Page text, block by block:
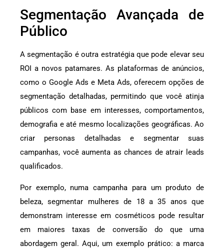
Segmentação Avançada de
Público
A segmentação é outra estratégia que pode elevar seu
ROI a novos patamares. As plataformas de anúncios,
como o Google Ads e Meta Ads, oferecem opções de
segmentação detalhadas, permitindo que você atinja
públicos com base em interesses, comportamentos,
demografia e até mesmo localizações geográficas. Ao
criar personas detalhadas e segmentar suas
campanhas, você aumenta as chances de atrair leads
qualificados.
Por exemplo, numa campanha para um produto de
beleza, segmentar mulheres de 18 a 35 anos que
demonstram interesse em cosméticos pode resultar
em maiores taxas de conversão do que uma
abordagem geral. Aqui, um exemplo prático: a marca